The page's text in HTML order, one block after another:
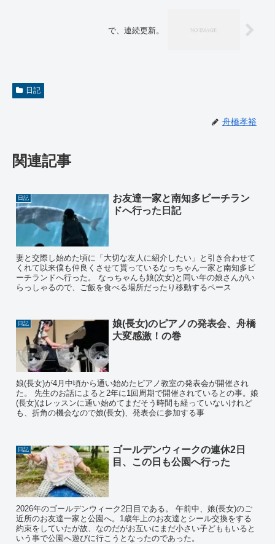
で、連続更新。
日記
舟橋孝裕
関連記事
日記
お友達一家と南知多ビーチラン
ドへ行った日記
妻と交際し始めた頃に「大切な友人に紹介したい」と引き合わせて
くれて以来僕も仲良くさせて貰っているなっちゃん一家と南知多ビ
ーチランドへ行った。 なっちゃんも娘(次女)と同い年の娘さんがい
らっしゃるので、ご飯を食べる場所だったり移動するペース
日記
娘(長女)のピアノの発表会、舟橋
大変感激！の巻
娘(長女)が4月中頃から通い始めたピアノ教室の発表会が開催され
た。 先生のお話によると2年に1回周期で開催されているとの事。娘
(長女)はレッスンに通い始めてまだそう時間も経っていないけれど
も、折角の機会なので娘(長女)、発表会に参加する事
日記
ゴールデンウィークの連休2日
目、この日も公園へ行った
2026年のゴールデンウィーク2日目である。 午前中、娘(長女)のご
近所のお友達一家と公園へ。1歳年上のお友達とシール交換をする
約束をしていたが故、なのだがお互いにまだ小さい子どももいると
いう事で公園へ遊びに行こうとなったのであった。